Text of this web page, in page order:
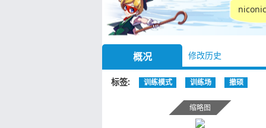
概况 修改历史
标签 训练模式 训练场 撤硕
缩略图